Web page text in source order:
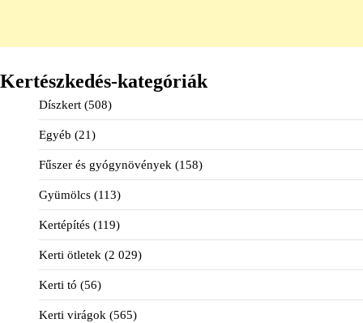
Kertészkedés-kategóriák
Díszkert (508)
Egyéb (21)
Fűszer és gyógynövények (158)
Gyümölcs (113)
Kertépítés (119)
Kerti ötletek (2 029)
Kerti tó (56)
Kerti virágok (565)